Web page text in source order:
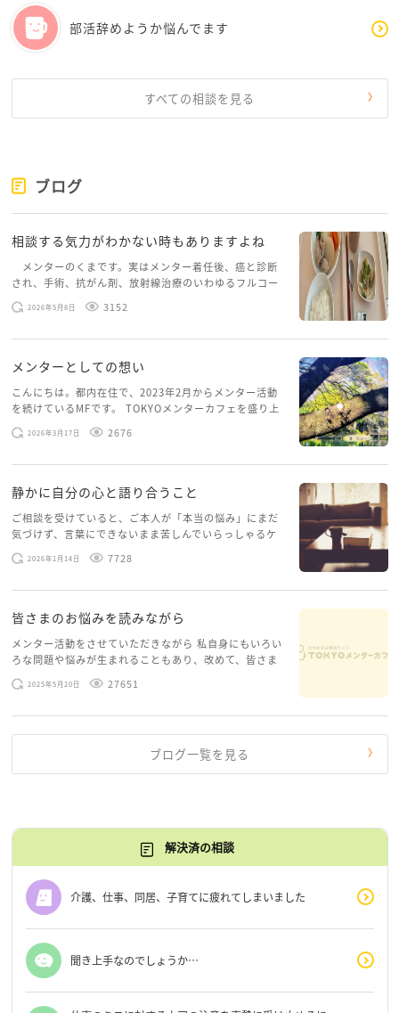
部活辞めようか悩んでます
すべての相談を見る
ブログ
相談する気力がわかない時もありますよね
メンターのくまです。実はメンター着任後、癌と診断
され、手術、抗がん剤、放射線治療のいわゆるフルコー
スを体験していて、しばらくメンターカフェに来られて
いませんでした。体力だけでなく、気力も落ちパソコン
2026年5月8日 3152
メンターとしての想い
こんにちは。都内在住で、2023年2月からメンター活動
を続けているMFです。 TOKYOメンターカフェを盛り上
げたいという想いから、勇気を出して初めてブログを投
稿してみようと思います。少し自分のことを書いてみま
2026年3月17日 2676
静かに自分の心と語り合うこと
ご相談を受けていると、ご本人が「本当の悩み」にまだ
気づけず、言葉にできないまま苦しんでいらっしゃるケ
ースがありますお悩みというのは、心の深いところ（深
層心理）に触れることで、まったく違う角度から解決の
2026年1月14日 7728
皆さまのお悩みを読みながら
メンター活動をさせていただきながら 私自身にもいろい
ろな問題や悩みが生まれることもあり、改めて、皆さま
のお悩みを読みながら 「みんな、もがいてる。わたし
だけじゃないんだな」と、逆に励まされるような日々で
2025年5月20日 27651
ブログ一覧を見る
解決済の相談
介護、仕事、同居、子育てに疲れてしまいました
聞き上手なのでしょうか…